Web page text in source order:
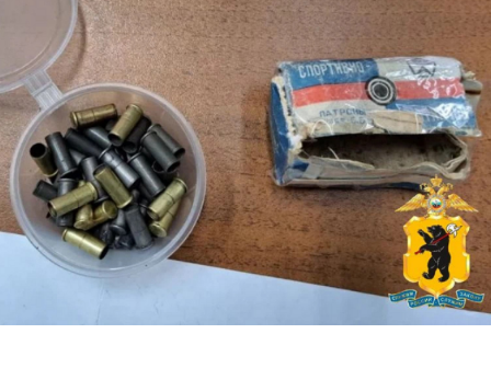
Б
В
Е
И
П
Р
С